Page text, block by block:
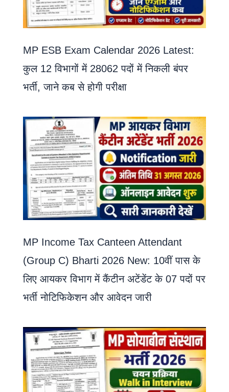
MP ESB Exam Calendar 2026 Latest:
कुल 12 विभागों में 28062 पदों में निकली बंपर
भर्ती, जाने कब से होगी परीक्षा
MP Income Tax Canteen Attendant
(Group C) Bharti 2026 New: 10वीं पास के
लिए आयकर विभाग में कैंटीन अटेंडेंट के 07 पदों पर
भर्ती नोटिफिकेशन और आवेदन जारी